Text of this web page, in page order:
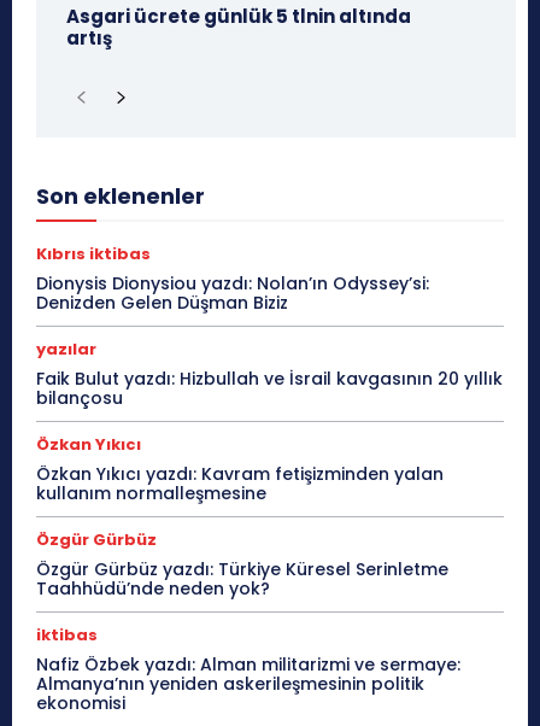
Asgari ücrete günlük 5 tlnin altında
artış
Son eklenenler
Kıbrıs iktibas
Dionysis Dionysiou yazdı: Nolan’ın Odyssey’si:
Denizden Gelen Düşman Biziz
yazılar
Faik Bulut yazdı: Hizbullah ve İsrail kavgasının 20 yıllık
bilançosu
Özkan Yıkıcı
Özkan Yıkıcı yazdı: Kavram fetişizminden yalan
kullanım normalleşmesine
Özgür Gürbüz
Özgür Gürbüz yazdı: Türkiye Küresel Serinletme
Taahhüdü’nde neden yok?
iktibas
Nafiz Özbek yazdı: Alman militarizmi ve sermaye:
Almanya’nın yeniden askerileşmesinin politik
ekonomisi